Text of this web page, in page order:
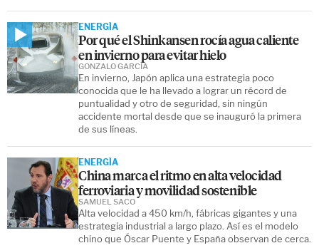
ENERGÍA
Por qué el Shinkansen rocía agua caliente
en invierno para evitar hielo
En invierno, Japón aplica una estrategia poco
conocida que le ha llevado a lograr un récord de
puntualidad y otro de seguridad, sin ningún
accidente mortal desde que se inauguró la primera
de sus líneas.
GONZALO GARCÍA
ENERGÍA
China marca el ritmo en alta velocidad
ferroviaria y movilidad sostenible
Alta velocidad a 450 km/h, fábricas gigantes y una
estrategia industrial a largo plazo. Así es el modelo
chino que Óscar Puente y España observan de cerca.
SAMUEL SACO